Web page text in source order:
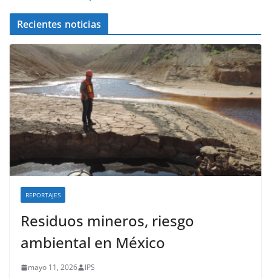
Recientes noticias
REPORTAJES
Residuos mineros, riesgo
ambiental en México
mayo 11, 2026 IPS